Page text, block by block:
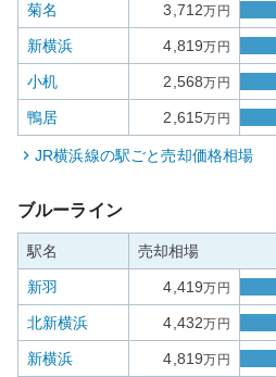
菊名 3,712万円
新横浜 4,819万円
小机 2,568万円
鴨居 2,615万円
JR横浜線の駅ごと売却価格相場
ブルーライン
駅名 売却相場
新羽 4,419万円
北新横浜 4,432万円
新横浜 4,819万円